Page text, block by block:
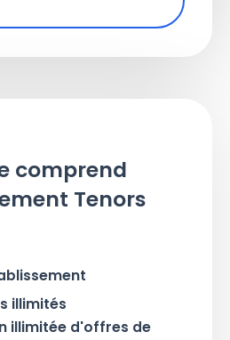
comprend
Tenors
illimités
illimitée d'offres de